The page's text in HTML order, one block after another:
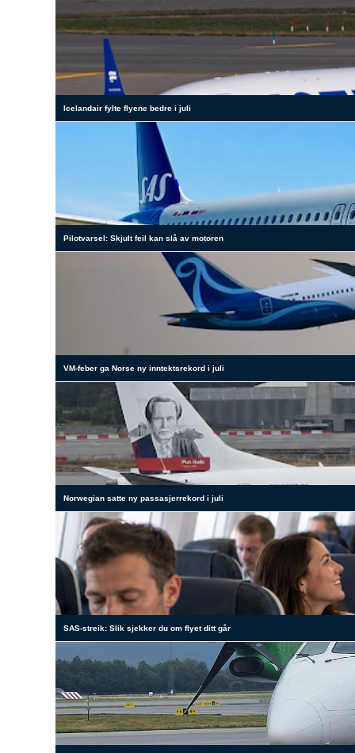
Icelandair fylte flyene bedre i juli
Pilotvarsel: Skjult feil kan slå av motoren
VM-feber ga Norse ny inntektsrekord i juli
Norwegian satte ny passasjerrekord i juli
SAS-streik: Slik sjekker du om flyet ditt går